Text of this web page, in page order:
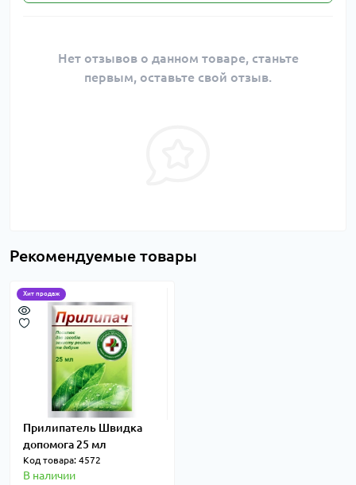
Нет отзывов о данном товаре, станьте
первым, оставьте свой отзыв.
Рекомендуемые товары
Хит продаж
Прилипатель Швидка
допомога 25 мл
Код товара: 4572
В наличии